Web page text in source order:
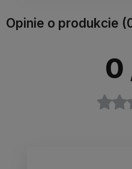
Opinie o produkcie
0